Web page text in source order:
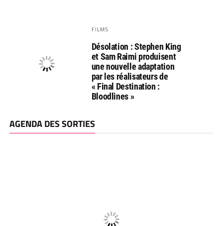
FILMS
Désolation : Stephen King
et Sam Raimi produisent
une nouvelle adaptation
par les réalisateurs de
« Final Destination :
Bloodlines »
AGENDA DES SORTIES